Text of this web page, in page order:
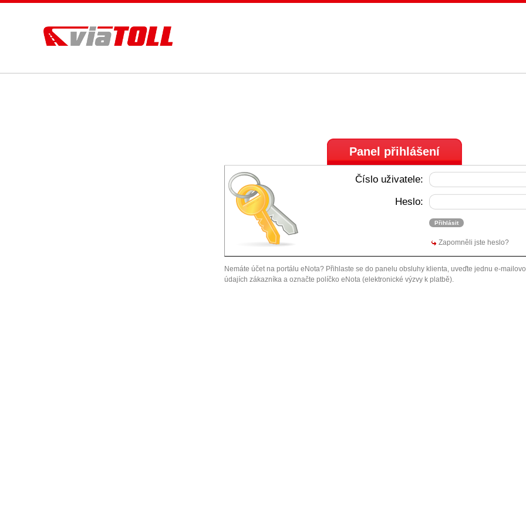
Panel přihlášení
Číslo uživatele:
Heslo:
Zapomněli jste heslo?
Nemáte účet na portálu eNota? Přihlaste se do panelu obsluhy klienta, uveďte jednu e-
údajích zákazníka a označte políčko eNota (elektronické výzvy k platbě).